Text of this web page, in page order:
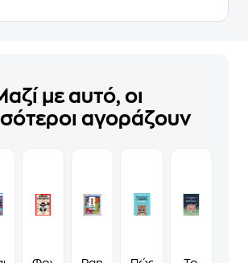
με αυτό, οι
αγοράζουν